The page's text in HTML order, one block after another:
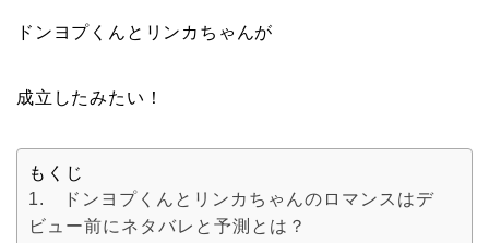
ドンヨプくんとリンカちゃんが
成立したみたい！
もくじ
1. ドンヨプくんとリンカちゃんのロマンスはデ
ビュー前にネタバレと予測とは？